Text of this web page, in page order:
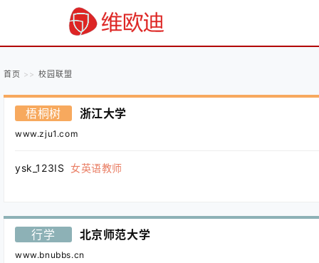
首页 校园联盟
梧桐树 浙江大学
www.zju1.com
ysk_123IS 女英语教师
行学 北京师范大学
www.bnubbs.cn